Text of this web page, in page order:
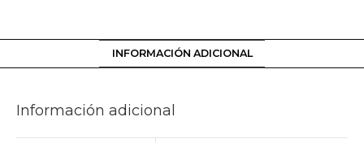
INFORMACIÓN ADICIONAL
Información adicional